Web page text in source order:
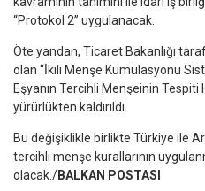
“Protokol 2” uygulanacak.
Öte yandan, Ticaret Bakanlığı
olan “İkili Menşe Kümülasyonu
Eşyanın Tercihli Menşeinin Tespiti
yürürlükten kaldırıldı.
Bu değişiklikle birlikte Türkiye ile
tercihli menşe kurallarının
olacak./BALKAN POSTASI